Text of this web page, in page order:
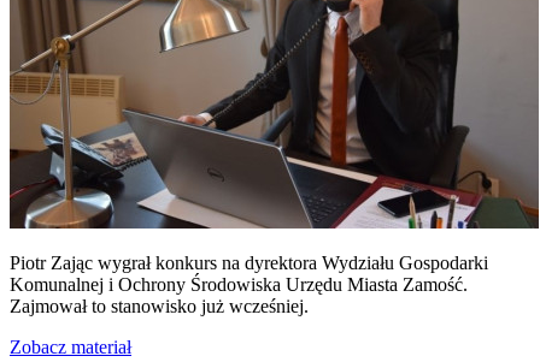
Piotr Zając wygrał konkurs na dyrektora Wydziału Gospodarki
Komunalnej i Ochrony Środowiska Urzędu Miasta Zamość.
Zajmował to stanowisko już wcześniej.
Zobacz materiał